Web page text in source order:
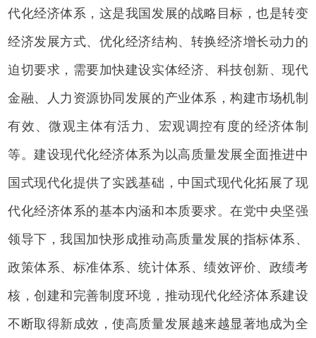
代化经济体系，这是我国发展的战略目标，也是转变
经济发展方式、优化经济结构、转换经济增长动力的
迫切要求，需要加快建设实体经济、科技创新、现代
金融、人力资源协同发展的产业体系，构建市场机制
有效、微观主体有活力、宏观调控有度的经济体制
等。建设现代化经济体系为以高质量发展全面推进中
国式现代化提供了实践基础，中国式现代化拓展了现
代化经济体系的基本内涵和本质要求。在党中央坚强
领导下，我国加快形成推动高质量发展的指标体系、
政策体系、标准体系、统计体系、绩效评价、政绩考
核，创建和完善制度环境，推动现代化经济体系建设
不断取得新成效，使高质量发展越来越显著地成为全